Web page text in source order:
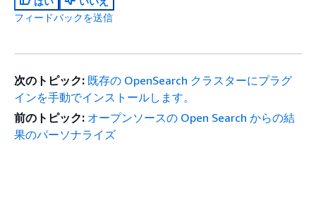
フィードバックを送信
次のトピック: 既存の OpenSearch クラスターにプラグ
インを手動でインストールします。
前のトピック: オープンソースの Open Search からの結
果のパーソナライズ